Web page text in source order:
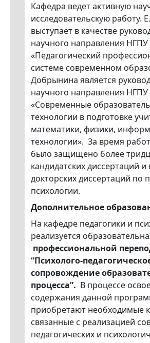
Кафедра ведет активную
исследовательскую работу.
выступает в качестве
научного направления НГПУ
«Педагогический
системе современном
Добрынина является
научного направления НГПУ
«Современные
технологии в подготовке
математики, физики,
технологии». За время
было защищено более
кандидатских диссертаций
докторских диссертаций по
психологии.
Дополнительное
На кафедре педагогики и
реализуется
профессиональной
“Психолого-
сопровождение
процесса”. В процессе
содержания данной
приобретают необходимые
связанные с реализацией
педагогических и